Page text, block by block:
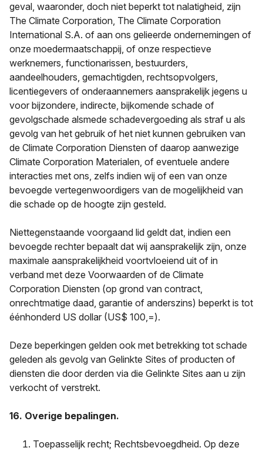
geval, waaronder, doch niet beperkt tot nalatigheid, zijn
The Climate Corporation, The Climate Corporation
International S.A. of aan ons gelieerde ondernemingen of
onze moedermaatschappij, of onze respectieve
werknemers, functionarissen, bestuurders,
aandeelhouders, gemachtigden, rechtsopvolgers,
licentiegevers of onderaannemers aansprakelijk jegens u
voor bijzondere, indirecte, bijkomende schade of
gevolgschade alsmede schadevergoeding als straf u als
gevolg van het gebruik of het niet kunnen gebruiken van
de Climate Corporation Diensten of daarop aanwezige
Climate Corporation Materialen, of eventuele andere
interacties met ons, zelfs indien wij of een van onze
bevoegde vertegenwoordigers van de mogelijkheid van
die schade op de hoogte zijn gesteld.
Niettegenstaande voorgaand lid geldt dat, indien een
bevoegde rechter bepaalt dat wij aansprakelijk zijn, onze
maximale aansprakelijkheid voortvloeiend uit of in
verband met deze Voorwaarden of de Climate
Corporation Diensten (op grond van contract,
onrechtmatige daad, garantie of anderszins) beperkt is tot
éénhonderd US dollar (US$ 100,=).
Deze beperkingen gelden ook met betrekking tot schade
geleden als gevolg van Gelinkte Sites of producten of
diensten die door derden via die Gelinkte Sites aan u zijn
verkocht of verstrekt.
16. Overige bepalingen.
Toepasselijk recht; Rechtsbevoegdheid. Op deze